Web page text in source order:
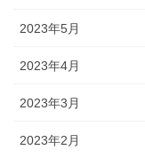
2023年5月
2023年4月
2023年3月
2023年2月